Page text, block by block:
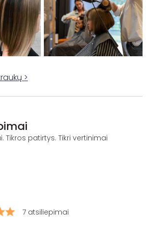
>
Tikros patirtys. Tikri vertinimai
7 atsiliepimai